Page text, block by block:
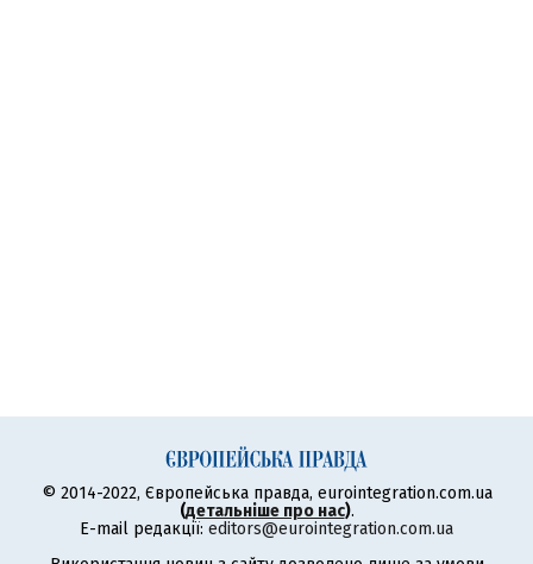
© 2014-2022, Європейська правда, eurointegration.com.ua
(детальніше про нас).
E-mail редакції: editors@eurointegration.com.ua